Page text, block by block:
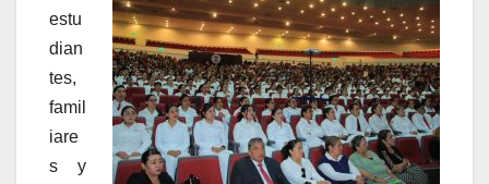
estu
dian
tes,
famil
iare
s y